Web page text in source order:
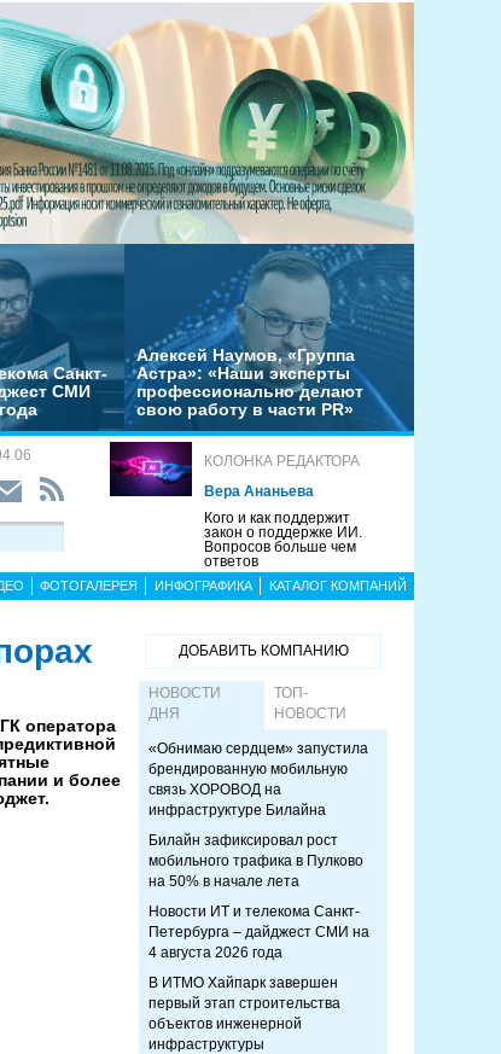
Санкт-
СМИ
Алексей Наумов, «Группа
Астра»: «Наши эксперты
профессионально делают
свою работу в части PR»
КОЛОНКА РЕДАКТОРА
Вера Ананьева
Кого и как поддержит
закон о поддержке ИИ.
Вопросов больше чем
ответов
ФОТОГАЛЕРЕЯ ИНФОГРАФИКА КАТАЛОГ КОМПАНИЙ
оператора
и более
ДОБАВИТЬ КОМПАНИЮ
НОВОСТИ
ДНЯ
ТОП-
НОВОСТИ
«Обнимаю сердцем» запустила
брендированную мобильную
связь ХОРОВОД на
инфраструктуре Билайна
Билайн зафиксировал рост
мобильного трафика в Пулково
на 50% в начале лета
Новости ИТ и телекома Санкт-
Петербурга – дайджест СМИ на
4 августа 2026 года
В ИТМО Хайпарк завершен
первый этап строительства
объектов инженерной
инфраструктуры